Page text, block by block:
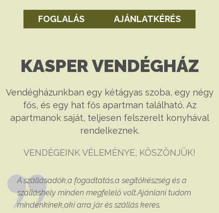
FOGLALÁS AJÁNLATKÉRÉS
KASPER VENDÉGHÁZ
Vendégházunkban egy kétágyas szoba, egy négy
fős, és egy hat fős apartman található. Az
apartmanok saját, teljesen felszerelt konyhával
rendelkeznek.
VENDÉGEINK VÉLEMÉNYE, KÖSZÖNJÜK!
A szállásadók,a fogadtatás,a segítőkészség és a
szálláshely minden megfelelő volt.Ajánlani tudom
mindenkinek,aki arra jár és szállás keres.